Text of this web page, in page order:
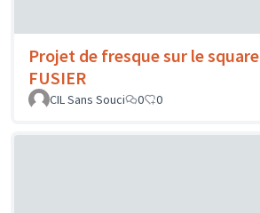
Projet de fresque sur le square
FUSIER
CIL Sans Souci
0 0